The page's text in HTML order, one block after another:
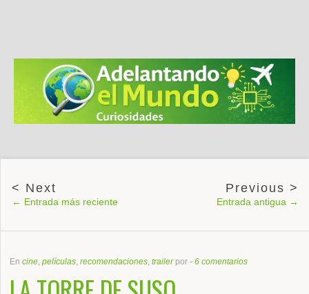
← Entrada más reciente Entrada antigua →
Encine,películas,recomendaciones,trailer por- 6 comentarios